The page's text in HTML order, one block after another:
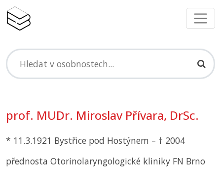
prof. MUDr. Miroslav Přívara, DrSc.
* 11.3.1921 Bystřice pod Hostýnem – † 2004
přednosta Otorinolaryngologické kliniky FN Brno